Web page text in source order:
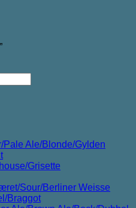
Pale Ale/Blonde/Gylden
Grisette
Sour/Berliner Weisse
Braggot